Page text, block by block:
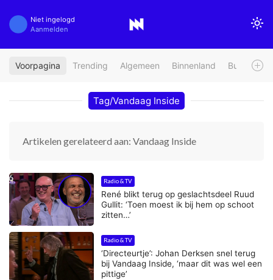
Niet ingelogd
Aanmelden
Voorpagina Trending Algemeen Binnenland Buitenland
Tag/Vandaag Inside
Artikelen gerelateerd aan: Vandaag Inside
Radio & TV
René blikt terug op geslachtsdeel Ruud
Gullit: ‘Toen moest ik bij hem op schoot
zitten…’
Radio & TV
‘Directeurtje’: Johan Derksen snel terug
bij Vandaag Inside, ‘maar dit was wel een
pittige’